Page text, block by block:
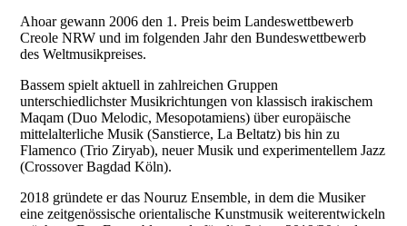
Ahoar gewann 2006 den 1. Preis beim Landeswettbewerb
Creole NRW und im folgenden Jahr den Bundeswettbewerb
des Weltmusikpreises.
Bassem spielt aktuell in zahlreichen Gruppen
unterschiedlichster Musikrichtungen von klassisch irakischem
Maqam (Duo Melodic, Mesopotamiens) über europäische
mittelalterliche Musik (Sanstierce, La Beltatz) bis hin zu
Flamenco (Trio Ziryab), neuer Musik und experimentellem Jazz
(Crossover Bagdad Köln).
2018 gründete er das Nouruz Ensemble, in dem die Musiker
eine zeitgenössische orientalische Kunstmusik weiterentwickeln